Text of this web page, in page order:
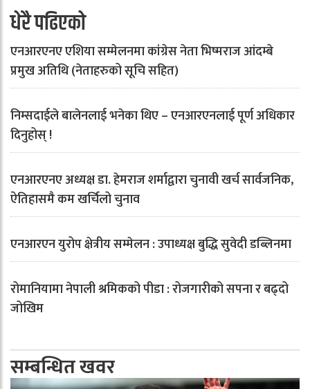
धेरै पढिएको
एनआरएनए एशिया सम्मेलनमा कांग्रेस नेता भिष्मराज आंदम्बे
प्रमुख अतिथि (नेताहरुको सूचि सहित)
निम्सदाईले बालेनलाई भनेका थिए – एनआरएनलाई पूर्ण अधिकार
दिनुहोस् !
एनआरएनए अध्यक्ष डा. हेमराज शर्माद्वारा चुनावी खर्च सार्वजनिक,
ऐतिहासमै कम खर्चिलो चुनाव
एनआरएन युरोप क्षेत्रीय सम्मेलन : उपाध्यक्ष बुद्धि सुवेदी डब्लिनमा
रोमानियामा नेपाली श्रमिकको पीडा : रोजगारीको सपना र बढ्दो
जोखिम
सम्बन्धित खवर